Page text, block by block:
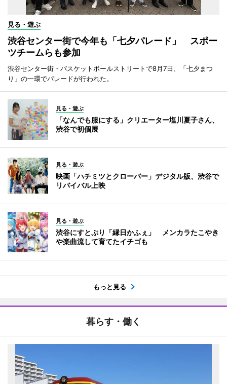
見る・遊ぶ
渋谷センター街で今年も「七夕パレード」 スポー
ツチームらも参加
渋谷センター街・バスケットボールストリートで8月7日、「七夕まつ
り」の一環でパレードが行われた。
見る・遊ぶ
「なんでも服にする」クリエーター塩川夏子さん、
渋谷で初個展
見る・遊ぶ
映画「ハチミツとクローバー」デジタル版、渋谷で
リバイバル上映
見る・遊ぶ
渋谷にすとぷり「縁日かふぇ」 メンカラたこやき
や楽曲流して育てたイチゴも
もっと見る
暮らす・働く